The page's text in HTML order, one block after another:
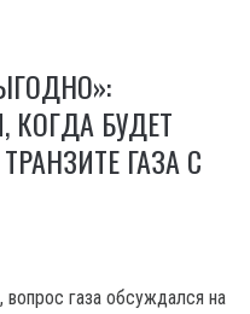
КОГДА БУДЕТ
ГАЗА С
газа обсуждался на